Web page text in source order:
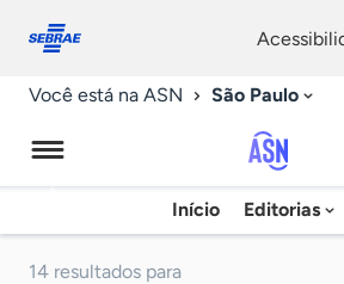
conosco
Você está na ASN São Paulo
Início Editorias
14 resultados para